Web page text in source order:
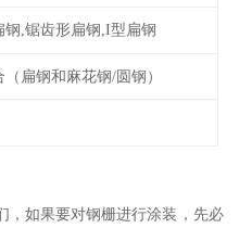
钢,锯齿形扁钢,I型扁钢
扁钢和麻花钢/圆钢）
，如果要对钢栅进行涂装，先必